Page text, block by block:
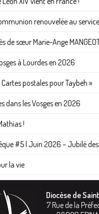
renouvelée au service
de sœur Marie-Ange
à Lourdes en 2026
postales pour Taybeh »
dans les Vosges en 2026
!
#5 | Juin 2026 – Jubilé des
la vie
Diocèse de
7 Rue de la